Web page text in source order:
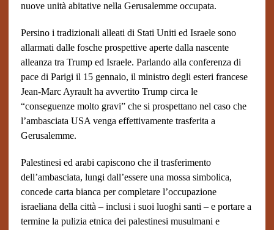
nuove unità abitative nella Gerusalemme occupata.
Persino i tradizionali alleati di Stati Uniti ed Israele sono
allarmati dalle fosche prospettive aperte dalla nascente
alleanza tra Trump ed Israele. Parlando alla conferenza di
pace di Parigi il 15 gennaio, il ministro degli esteri francese
Jean-Marc Ayrault ha avvertito Trump circa le
“conseguenze molto gravi” che si prospettano nel caso che
l’ambasciata USA venga effettivamente trasferita a
Gerusalemme.
Palestinesi ed arabi capiscono che il trasferimento
dell’ambasciata, lungi dall’essere una mossa simbolica,
concede carta bianca per completare l’occupazione
israeliana della città – inclusi i suoi luoghi santi – e portare a
termine la pulizia etnica dei palestinesi musulmani e